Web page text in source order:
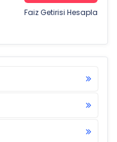
Faiz Getirisi Hesapla